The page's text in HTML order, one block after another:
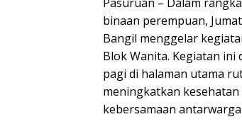
binaan perempuan,
Bangil menggelar
Blok Wanita. Kegiatan
pagi di halaman utama
meningkatkan
kebersamaan